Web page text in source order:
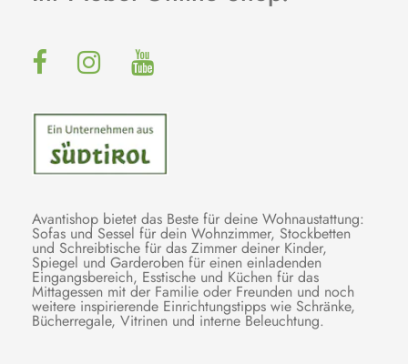
Avantishop bietet das Beste für deine Wohnaustattung:
Sofas und Sessel für dein Wohnzimmer, Stockbetten
und Schreibtische für das Zimmer deiner Kinder,
Spiegel und Garderoben für einen einladenden
Eingangsbereich, Esstische und Küchen für das
Mittagessen mit der Familie oder Freunden und noch
weitere inspirierende Einrichtungstipps wie Schränke,
Bücherregale, Vitrinen und interne Beleuchtung.